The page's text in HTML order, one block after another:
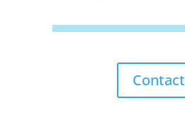
Contact